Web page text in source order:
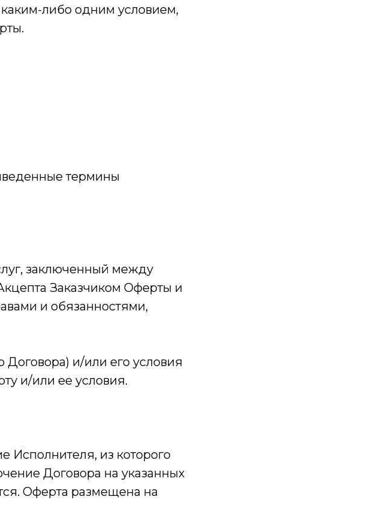
либо одним условием,
термины
заключенный между
Заказчиком Оферты и
и обязанностями,
и/или его условия
и/или ее условия.
Исполнителя, из которого
Договора на указанных
Оферта размещена на